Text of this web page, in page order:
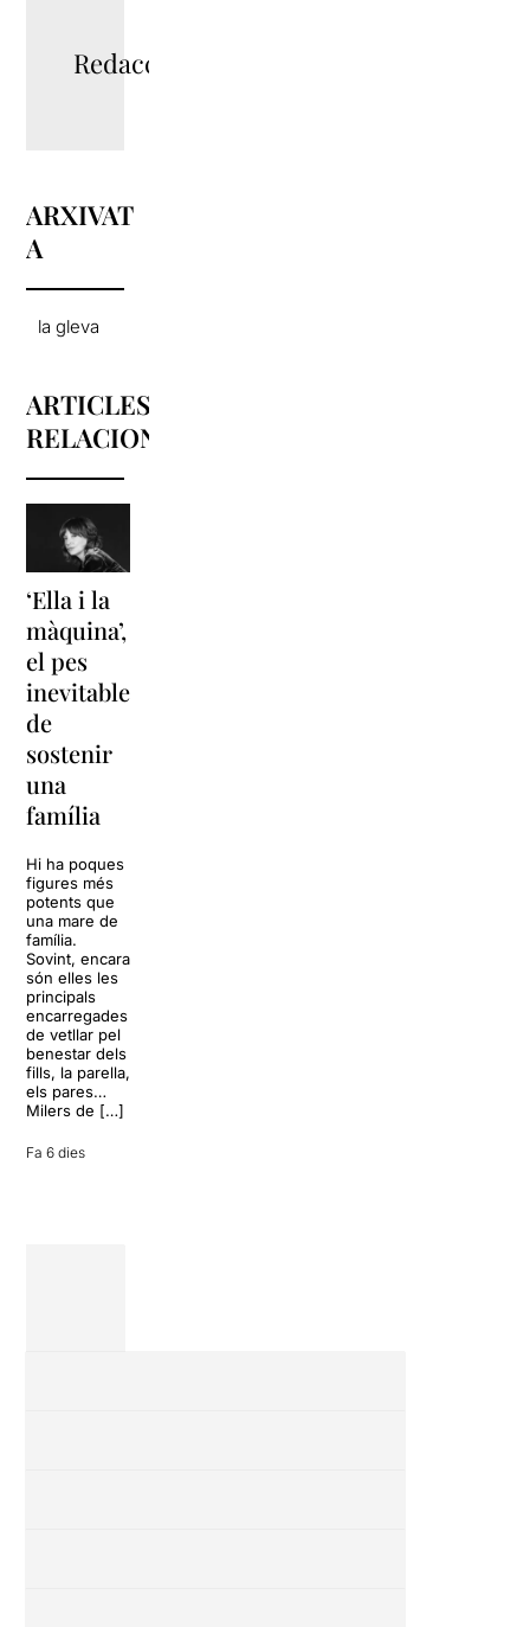
Redacció
ARXIVAT
A
la gleva
ARTICLES
RELACIONATS
‘Ella i la
màquina’,
el pes
inevitable
de
sostenir
una
família
Hi ha poques
figures més
potents que
una mare de
família.
Sovint, encara
són elles les
principals
encarregades
de vetllar pel
benestar dels
fills, la parella,
els pares…
Milers de […]
Fa 6 dies